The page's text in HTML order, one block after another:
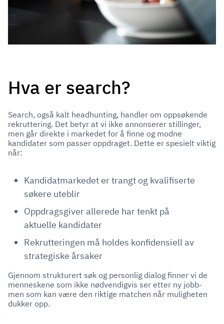
Hva er search?
Search, også kalt headhunting, handler om oppsøkende
rekruttering. Det betyr at vi ikke annonserer stillinger,
men går direkte i markedet for å finne og modne
kandidater som passer oppdraget. Dette er spesielt viktig
når:
Kandidatmarkedet er trangt og kvalifiserte
søkere uteblir
Oppdragsgiver allerede har tenkt på
aktuelle kandidater
Rekrutteringen må holdes konfidensiell av
strategiske årsaker
Gjennom strukturert søk og personlig dialog finner vi de
menneskene som ikke nødvendigvis ser etter ny jobb-
men som kan være den riktige matchen når muligheten
dukker opp.